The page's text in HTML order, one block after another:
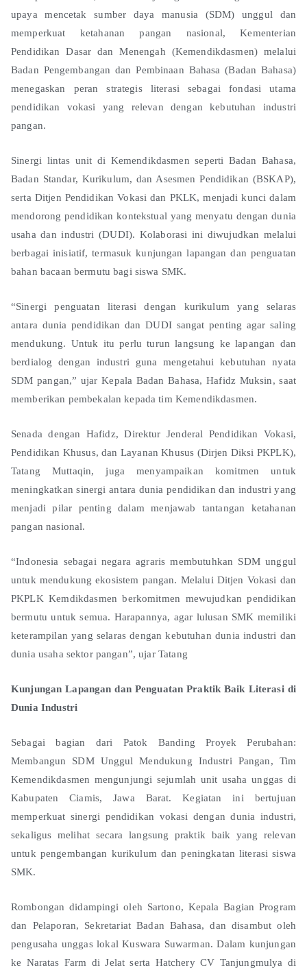
upaya mencetak sumber daya manusia (SDM) unggul dan
memperkuat ketahanan pangan nasional, Kementerian
Pendidikan Dasar dan Menengah (Kemendikdasmen) melalui
Badan Pengembangan dan Pembinaan Bahasa (Badan Bahasa)
menegaskan peran strategis literasi sebagai fondasi utama
pendidikan vokasi yang relevan dengan kebutuhan industri
pangan.
Sinergi lintas unit di Kemendikdasmen seperti Badan Bahasa,
Badan Standar, Kurikulum, dan Asesmen Pendidikan (BSKAP),
serta Ditjen Pendidikan Vokasi dan PKLK, menjadi kunci dalam
mendorong pendidikan kontekstual yang menyatu dengan dunia
usaha dan industri (DUDI). Kolaborasi ini diwujudkan melalui
berbagai inisiatif, termasuk kunjungan lapangan dan penguatan
bahan bacaan bermutu bagi siswa SMK.
“Sinergi penguatan literasi dengan kurikulum yang selaras
antara dunia pendidikan dan DUDI sangat penting agar saling
mendukung. Untuk itu perlu turun langsung ke lapangan dan
berdialog dengan industri guna mengetahui kebutuhan nyata
SDM pangan,” ujar Kepala Badan Bahasa, Hafidz Muksin, saat
memberikan pembekalan kepada tim Kemendikdasmen.
Senada dengan Hafidz, Direktur Jenderal Pendidikan Vokasi,
Pendidikan Khusus, dan Layanan Khusus (Dirjen Diksi PKPLK),
Tatang Muttaqin, juga menyampaikan komitmen untuk
meningkatkan sinergi antara dunia pendidikan dan industri yang
menjadi pilar penting dalam menjawab tantangan ketahanan
pangan nasional.
“Indonesia sebagai negara agraris membutuhkan SDM unggul
untuk mendukung ekosistem pangan. Melalui Ditjen Vokasi dan
PKPLK Kemdikdasmen berkomitmen mewujudkan pendidikan
bermutu untuk semua. Harapannya, agar lulusan SMK memiliki
keterampilan yang selaras dengan kebutuhan dunia industri dan
dunia usaha sektor pangan”, ujar Tatang
Kunjungan Lapangan dan Penguatan Praktik Baik Literasi di
Dunia Industri
Sebagai bagian dari Patok Banding Proyek Perubahan:
Membangun SDM Unggul Mendukung Industri Pangan, Tim
Kemendikdasmen mengunjungi sejumlah unit usaha unggas di
Kabupaten Ciamis, Jawa Barat. Kegiatan ini bertujuan
memperkuat sinergi pendidikan vokasi dengan dunia industri,
sekaligus melihat secara langsung praktik baik yang relevan
untuk pengembangan kurikulum dan peningkatan literasi siswa
SMK.
Rombongan didampingi oleh Sartono, Kepala Bagian Program
dan Pelaporan, Sekretariat Badan Bahasa, dan disambut oleh
pengusaha unggas lokal Kuswara Suwarman. Dalam kunjungan
ke Naratas Farm di Jelat serta Hatchery CV Tanjungmulya di